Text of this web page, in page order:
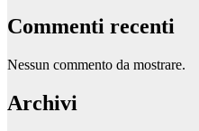
Commenti recenti
Nessun commento da mostrare.
Archivi